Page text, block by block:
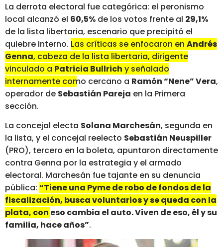
La derrota electoral fue categórica: el peronismo
local alcanzó el 60,5% de los votos frente al 29,1%
de la lista libertaria, escenario que precipitó el
quiebre interno. Las críticas se enfocaron en Andrés
Genna, cabeza de la lista libertaria, dirigente
vinculado a Patricia Bullrich y señalado
internamente como cercano a Ramón “Nene” Vera,
operador de Sebastián Pareja en la Primera
sección.
La concejal electa Solana Marchesán, segunda en
la lista, y el concejal reelecto Sebastián Neuspiller
(PRO), tercero en la boleta, apuntaron directamente
contra Genna por la estrategia y el armado
electoral. Marchesán fue tajante en su denuncia
pública: “Tiene una Pyme de robo de fondos de la
fiscalización, busca voluntarios y se queda con la
plata, con eso cambia el auto. Viven de eso, él y su
familia, hace años”.